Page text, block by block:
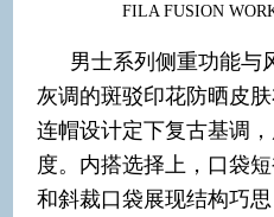
FILA FUSION
男士系列侧重功能与
灰调的斑驳印花防晒皮
连帽设计定下复古基调
度。内搭选择上，口袋
和斜裁口袋展现结构巧